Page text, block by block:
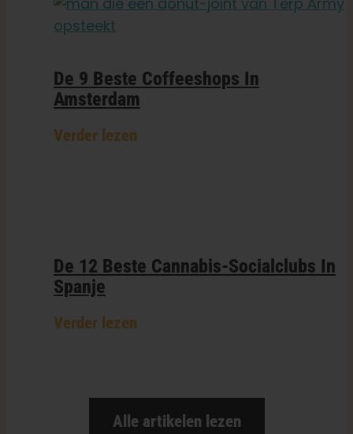
De 9 Beste Coffeeshops In
Amsterdam
Verder lezen
De 12 Beste Cannabis-Socialclubs In
Spanje
Verder lezen
Alle artikelen lezen